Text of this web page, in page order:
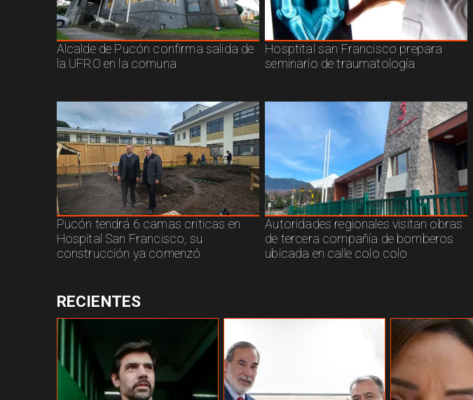
Alcalde de Pucón confirma salida de
la UFRO en la comuna
Hosptital san Francisco prepara
seminario de traumatología
Pucón tendrá 6 camas criticas en
Hospital San Francisco, su
construcción ya comenzó
Autoridades regionales visitan obras
de tercera compañía de bomberos
ubicada en calle colo colo
RECIENTES